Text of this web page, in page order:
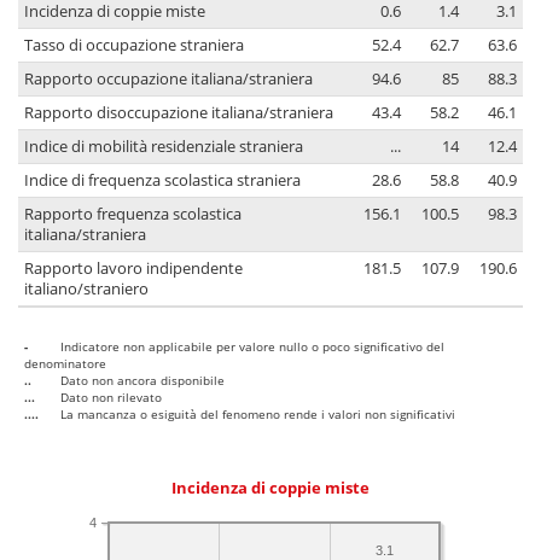
Incidenza di coppie miste
0.6 1.4
3.1
Tasso di occupazione straniera
52.4 62.7
63.6
Rapporto occupazione italiana/straniera
94.6 85
88.3
Rapporto disoccupazione italiana/straniera
43.4 58.2
46.1
Indice di mobilità residenziale straniera
... 14
12.4
Indice di frequenza scolastica straniera
28.6 58.8
40.9
Rapporto frequenza scolastica
italiana/straniera
156.1 100.5 98.3
Rapporto lavoro indipendente
italiano/straniero
181.5 107.9 190.6
-
Indicatore non applicabile per valore nullo o poco significativo del
denominatore
..
Dato non ancora disponibile
...
Dato non rilevato
....
La mancanza o esiguità del fenomeno rende i valori non significativi
Incidenza di coppie miste
4
3.1